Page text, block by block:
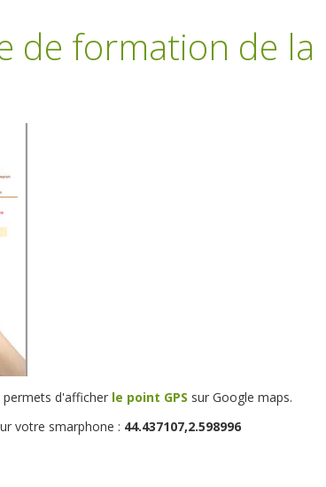
de formation de la
permets d'afficher le point GPS sur Google maps.
votre smarphone : 44.437107,2.598996